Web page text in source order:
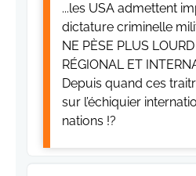
...les USA admettent
dictature criminelle
NE PÈSE PLUS
RÉGIONAL ET
Depuis quand ces
sur l’échiquier
nations !?